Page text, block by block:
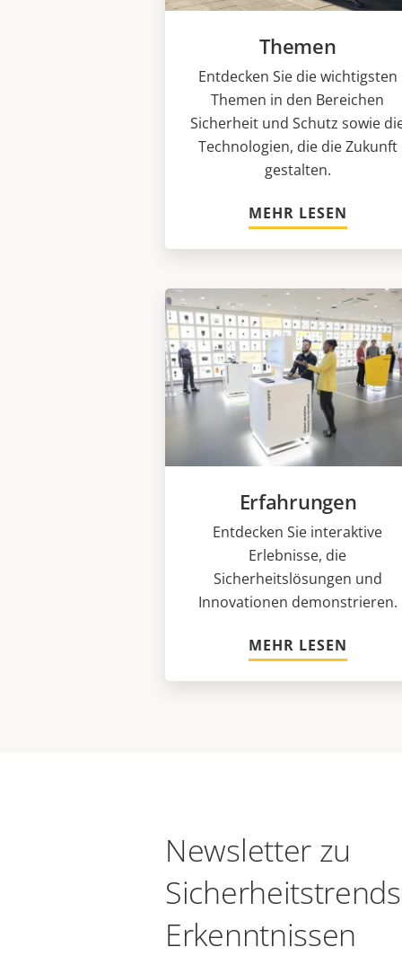
Themen
Entdecken Sie die wichtigsten
Themen in den Bereichen
Sicherheit und Schutz sowie
Technologien, die die Zukunft
gestalten.
MEHR LESEN
Erfahrungen
Entdecken Sie interaktive
Erlebnisse, die
Sicherheitslösungen und
Innovationen demonstrieren.
MEHR LESEN
Newsletter zu
Erkenntnissen